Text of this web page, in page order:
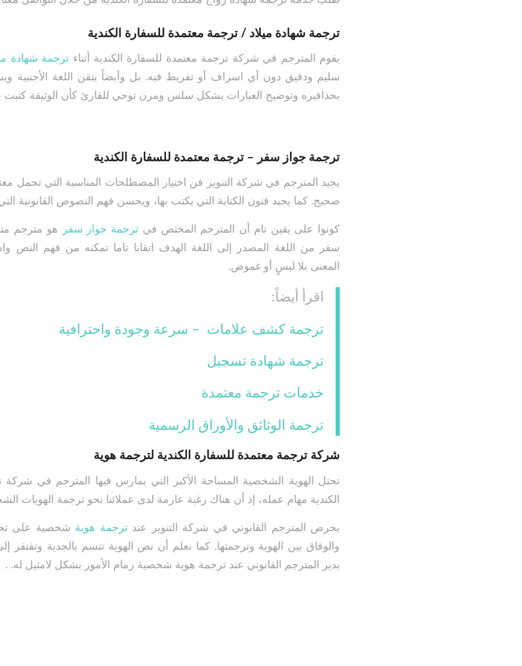
ترجمة شهادة ميلاد / ترجمة معتمدة للسفارة الكندية
يقوم المترجم في شركة ترجمة معتمدة للسفارة الكندية أثناء ترجمة شهادة
سليم ودقيق دون أي اسراف أو تفريط فيه. بل وأيضاً يتقن اللغة الأجنبية
بحذافيره وتوضيح العبارات بشكل سلس ومرن توحي للقارئ كأن الوثيقة كتبت
ترجمة جواز سفر – ترجمة معتمدة للسفارة الكندية
يجيد المترجم في شركة التنوير فن اختيار المصطلحات المناسبة التي تحمل
صحيح. كما يجيد فنون الكتابة التي يكتب بها، ويحسن فهم النصوص القانونية
كونوا على يقين تام أن المترجم المختص في ترجمة جواز سفر
هو مترجم
سفر من اللغة المصدر إلى اللغة الهدف اتقانا تاما تمكنه من فهم النص
المعنى بلا لبسٍ أو غموض.
اقرأ أيضاً:
ترجمة كشف علامات – سرعة وجودة واحترافية
ترجمة شهادة تسجيل
خدمات ترجمة معتمدة
ترجمة الوثائق والأوراق الرسمية
شركة ترجمة معتمدة للسفارة الكندية لترجمة هوية
تحتل الهوية الشخصية المساحة الأكبر التي يمارس فيها المترجم في شركة
الكندية مهام عمله، إذ أن هناك رغبة عارمة لدى عملائنا نحو ترجمة الهويات
يحرص المترجم القانوني في شركة التنوير عندترجمة هوية شخصية على
والوفاق بين الهوية وترجمتها. كما نعلم أن نص الهوية تتسم بالجدية وتفتقر
يدير المترجم القانوني عند ترجمة هوية شخصية زمام الأمور بشكل لامثيل له. .